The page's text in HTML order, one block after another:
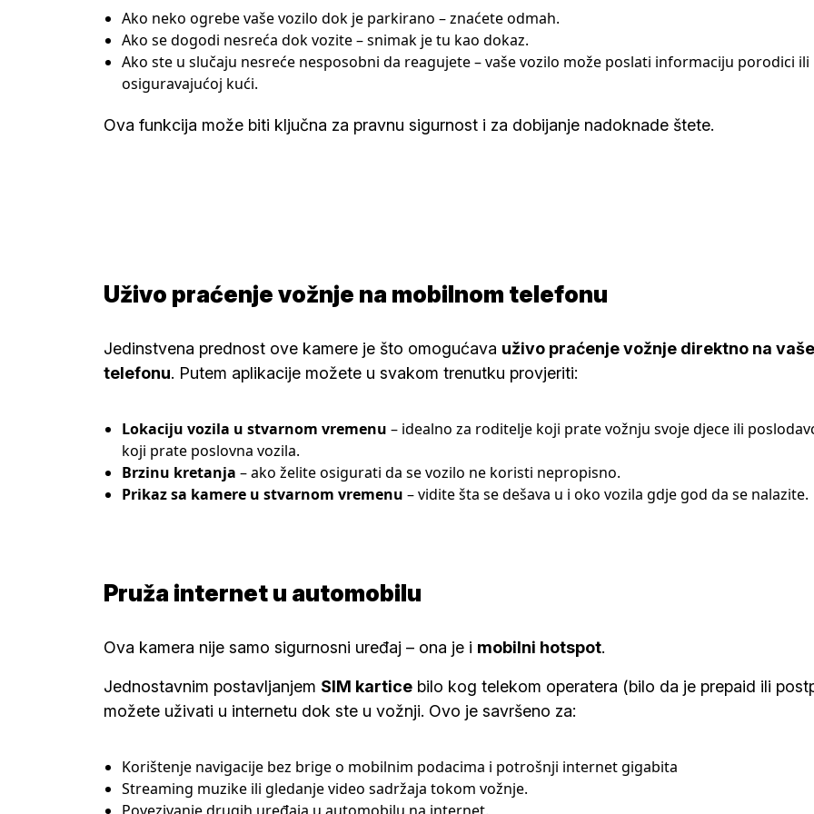
Ako neko ogrebe vaše vozilo dok je parkirano – znaćete odmah.
Ako se dogodi nesreća dok vozite – snimak je tu kao dokaz.
Ako ste u slučaju nesreće nesposobni da reagujete – vaše vozilo može poslati informaciju porodici ili
osiguravajućoj kući.
Ova funkcija može biti ključna za pravnu sigurnost i za dobijanje nadoknade štete.
Uživo praćenje vožnje na mobilnom telefonu
Jedinstvena prednost ove kamere je što omogućava uživo praćenje vožnje direktno na
telefonu. Putem aplikacije možete u svakom trenutku provjeriti:
Lokaciju vozila u stvarnom vremenu – idealno za roditelje koji prate vožnju svoje djece ili
koji prate poslovna vozila.
Brzinu kretanja – ako želite osigurati da se vozilo ne koristi nepropisno.
Prikaz sa kamere u stvarnom vremenu – vidite šta se dešava u i oko vozila gdje god da se nalazite.
Pruža internet u automobilu
Ova kamera nije samo sigurnosni uređaj – ona je i mobilni hotspot.
Jednostavnim postavljanjem SIM kartice bilo kog telekom operatera (bilo da je prepaid ili
možete uživati u internetu dok ste u vožnji. Ovo je savršeno za:
Korištenje navigacije bez brige o mobilnim podacima i potrošnji internet gigabita
Streaming muzike ili gledanje video sadržaja tokom vožnje.